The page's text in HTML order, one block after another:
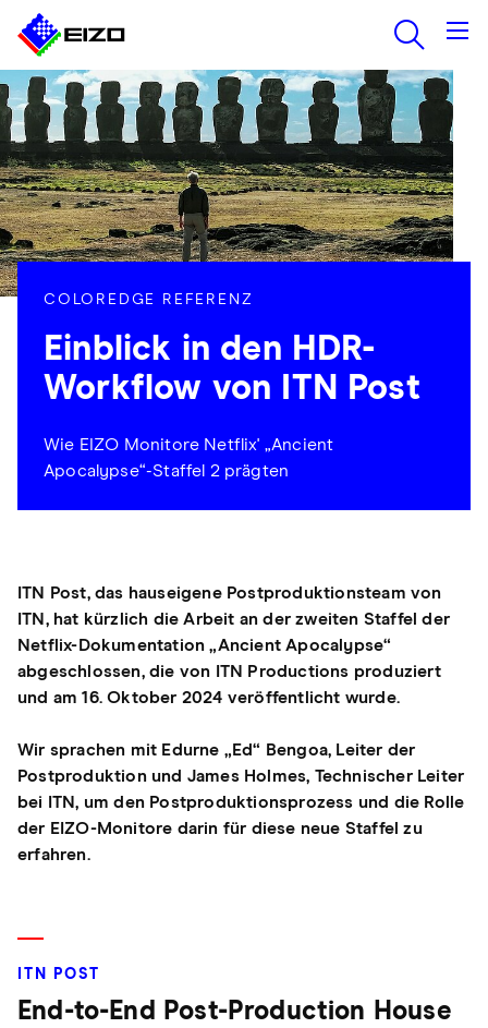
COLOREDGE REFERENZ
Einblick in den HDR-
Workflow von ITN Post
Wie EIZO Monitore Netflix' „Ancient
Apocalypse“-Staffel 2 prägten
ITN Post, das hauseigene Postproduktionsteam von
ITN, hat kürzlich die Arbeit an der zweiten Staffel der
Netflix-Dokumentation „Ancient Apocalypse“
abgeschlossen, die von ITN Productions produziert
und am 16. Oktober 2024 veröffentlicht wurde.
Wir sprachen mit Edurne „Ed“ Bengoa, Leiter der
Postproduktion und James Holmes, Technischer Leiter
bei ITN, um den Postproduktionsprozess und die Rolle
der EIZO-Monitore darin für diese neue Staffel zu
erfahren.
ITN POST
End-to-End Post-Production House